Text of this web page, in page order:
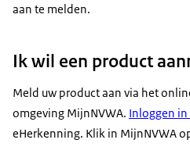
aan te melden.
Ik wil een product
Meld uw product aan via het
omgeving MijnNVWA. Inloggen
eHerkenning. Klik in MijnNVWA